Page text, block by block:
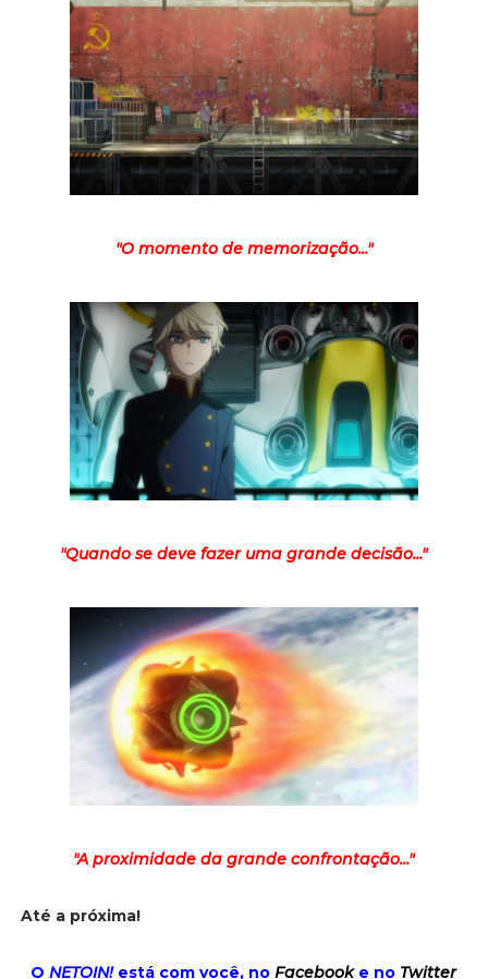
"O momento de memorização..."
"Quando se deve fazer uma grande decisão..."
"A proximidade da grande confrontação..."
Até a próxima!
ONETOIN!está com você, noFacebooke no Twitter